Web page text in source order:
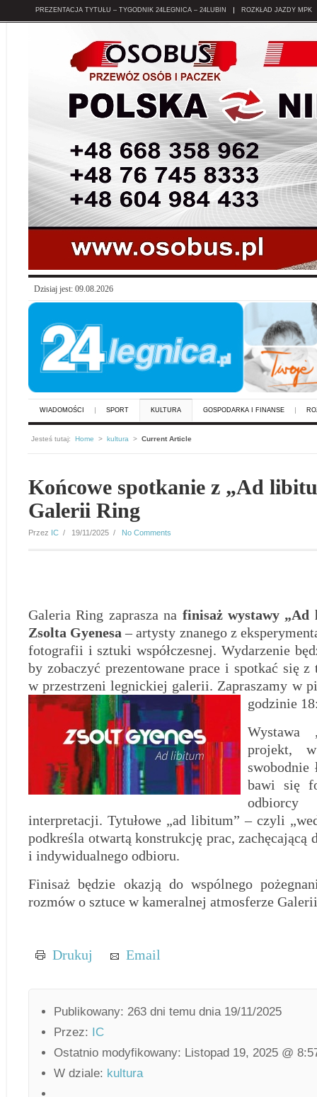
PREZENTACJA TYTUŁU – TYGODNIK 24LEGNICA – 24LUBIN ROZKŁAD JAZDY MPK
Dzisiaj jest: 09.08.2026
WIADOMOŚCI SPORT KULTURA GOSPODARKA I FINANSE
Jesteś tutaj: Home > kultura > Current Article
Końcowe spotkanie z „Ad
Galerii Ring
Przez IC / 19/11/2025 / No Comments
Galeria Ring zaprasza na finisaż wystawy „Ad
Zsolta Gyenesa – artysty znanego z
fotografii i sztuki współczesnej. Wydarzenie
by zobaczyć prezentowane prace i spotkać się
w przestrzeni legnickiej galerii. Zapraszamy w
godzinie
projekt,
swobodnie
bawi się
odbiorcy
interpretacji. Tytułowe „ad libitum” – czyli
podkreśla otwartą konstrukcję prac,
i indywidualnego odbioru.
Finisaż będzie okazją do wspólnego
rozmów o sztuce w kameralnej atmosferze
Drukuj Email
Publikowany: 263 dni temu dnia 19/11/2025
Przez: IC
Ostatnio modyfikowany: Listopad 19, 2025 @
W dziale: kultura